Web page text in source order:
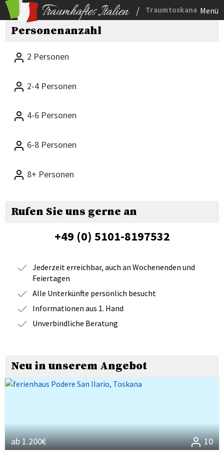
/ Traumtoskana Menü
Personenanzahl
2 Personen
2-4 Personen
4-6 Personen
6-8 Personen
8+ Personen
Rufen Sie uns gerne an
+49 (0) 5101-8197532
Jederzeit erreichbar, auch an Wochenenden und
Feiertagen
Alle Unterkünfte persönlich besucht
Informationen aus 1. Hand
Unverbindliche Beratung
Neu in unserem Angebot
ab 1.200€ 10